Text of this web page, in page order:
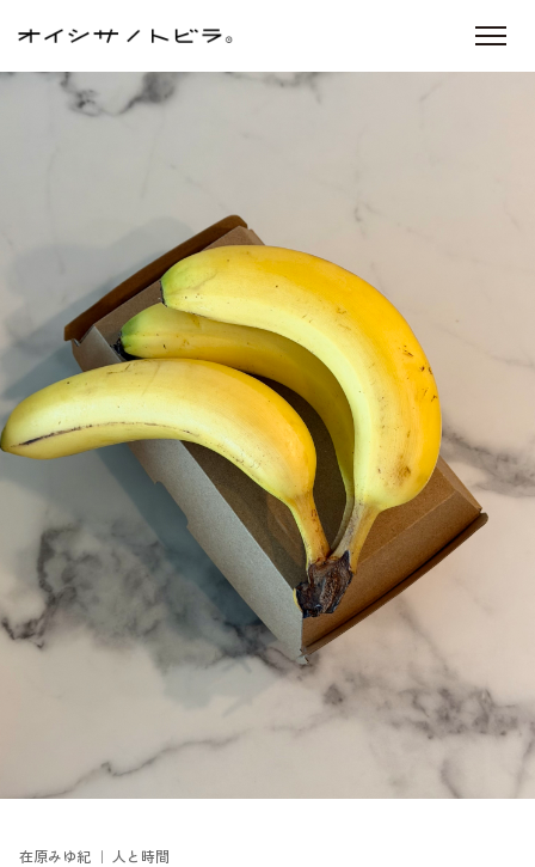
在原みゆ紀 ｜ 人と時間